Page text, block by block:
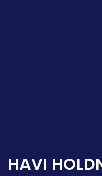
HAVI